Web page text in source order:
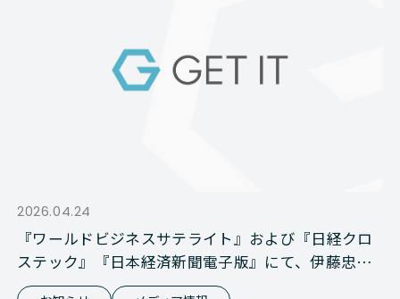
2026.04.24
『ワールドビジネスサテライト』および『日経クロ
ステック』『日本経済新聞電子版』にて、伊藤忠商
事との資本業務提携が報じられました